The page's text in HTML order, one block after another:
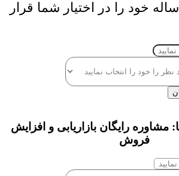
خود را در اختیار شما قرار
مشاوره رایگان بازاریابی و افزایش
فروش